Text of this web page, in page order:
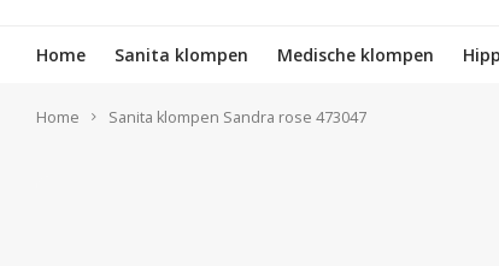
Home Sanita klompen Medische klompen
Home Sanita klompen Sandra rose 473047